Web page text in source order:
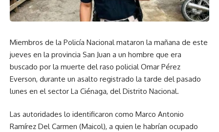
Miembros de la Policía Nacional mataron la mañana de este
jueves en la provincia San Juan a un hombre que era
buscado por la muerte del raso policial Omar Pérez
Everson, durante un asalto registrado la tarde del pasado
lunes en el sector La Ciénaga, del Distrito Nacional.
Las autoridades lo identificaron como Marco Antonio
Ramírez Del Carmen (Maicol), a quien le habrían ocupado